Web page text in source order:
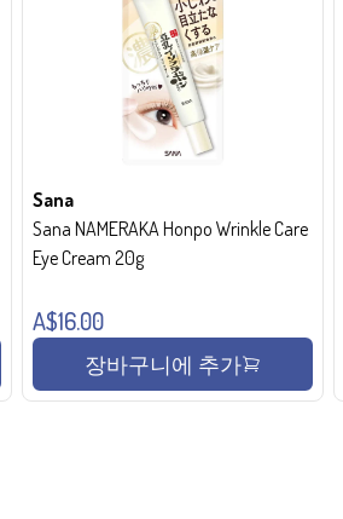
Sana
Sana NAMERAKA Honpo Wrinkle Care
Eye Cream 20g
A$16.00
장바구니에 추가